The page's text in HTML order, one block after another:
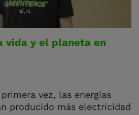
vida y el planeta en
vez, las energías
producido más electricidad